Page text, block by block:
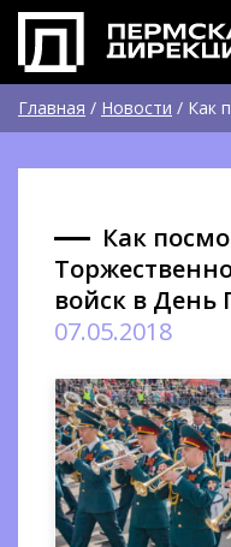
Главная / Новости / Как
Как
войск в
07.05.2018